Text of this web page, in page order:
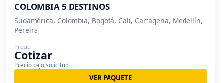
COLOMBIA 5 DESTINOS
Sudamérica, Colombia, Bogotá, Cali, Cartagena, Medellín,
Pereira
Precio
Cotizar
Precio bajo solicitud
VER PAQUETE